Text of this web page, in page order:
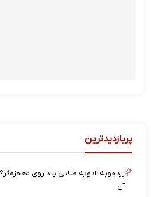
پربازدیدترین
زردچوبه؛ ادویه طلایی یا داروی
آن